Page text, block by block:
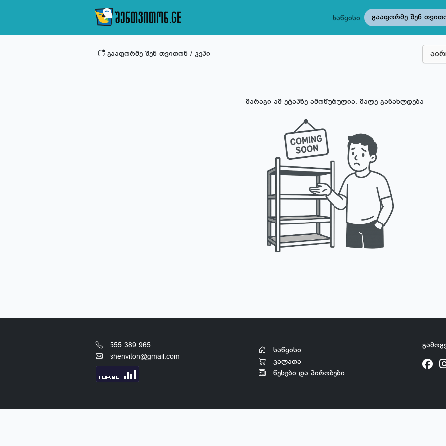
საწყისი გააფორმე შენ
გააფორმე შენ თვითონ / კეპი
მარაგი ამ ეტაპზე ამოწურულია. მალე განახლდება
555 389 965
shenviton@gmail.com
საწყისი
კალათა
წესები და პირობები